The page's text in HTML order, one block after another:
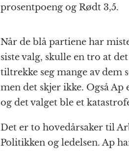
prosentpoeng og Rødt 3,5.
Når de blå partiene har
siste valg, skulle en tro at
tiltrekke seg mange av dem
men det skjer ikke. Også
og det valget ble et
Det er to hovedårsaker til
Politikken og ledelsen. Ap